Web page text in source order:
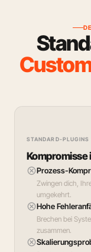
STANDARD-PLUGINS
Kompromisse
cancelProzess-
Zwingen dich,
umgekehrt.
cancelHohe
Brechen bei
zusammen.
cancel